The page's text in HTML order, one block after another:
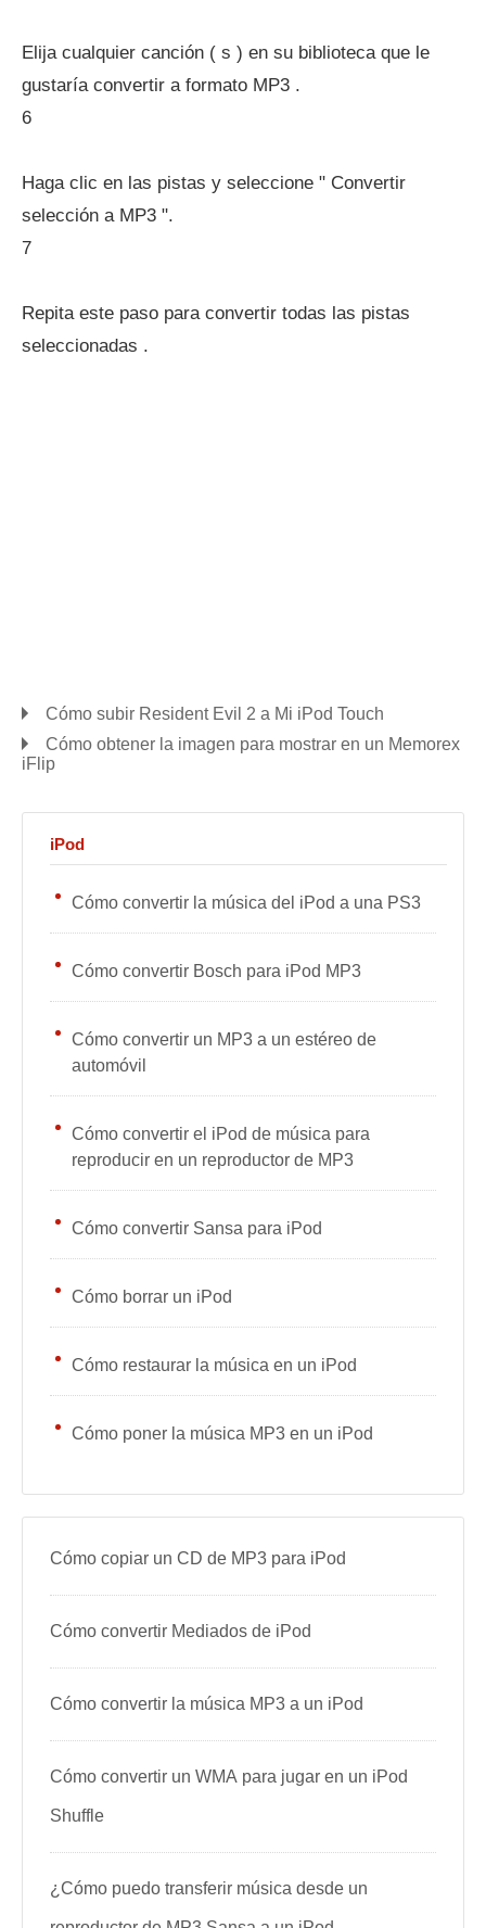
Elija cualquier canción ( s ) en su biblioteca que le
gustaría convertir a formato MP3 .
6
Haga clic en las pistas y seleccione " Convertir
selección a MP3 ".
7
Repita este paso para convertir todas las pistas
seleccionadas .
Cómo subir Resident Evil 2 a Mi iPod Touch
Cómo obtener la imagen para mostrar en un Memorex
iFlip
iPod
Cómo convertir la música del iPod a una PS3
Cómo convertir Bosch para iPod MP3
Cómo convertir un MP3 a un estéreo de
automóvil
Cómo convertir el iPod de música para
reproducir en un reproductor de MP3
Cómo convertir Sansa para iPod
Cómo borrar un iPod
Cómo restaurar la música en un iPod
Cómo poner la música MP3 en un iPod
Cómo copiar un CD de MP3 para iPod
Cómo convertir Mediados de iPod
Cómo convertir la música MP3 a un iPod
Cómo convertir un WMA para jugar en un iPod
Shuffle
¿Cómo puedo transferir música desde un